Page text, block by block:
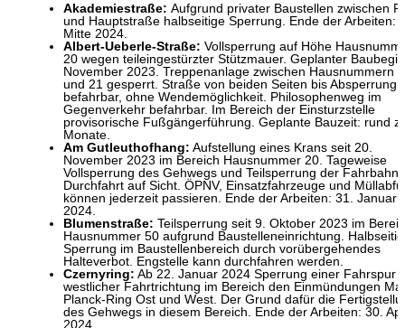
Akademiestraße: Aufgrund privater Baustellen zwischen
und Hauptstraße halbseitige Sperrung. Ende der Arbeiten:
Mitte 2024.
Albert-Ueberle-Straße: Vollsperrung auf Höhe
20 wegen teileingestürzter Stützmauer. Geplanter
November 2023. Treppenanlage zwischen Hausnummern
und 21 gesperrt. Straße von beiden Seiten bis Absperrung
befahrbar, ohne Wendemöglichkeit. Philosophenweg im
Gegenverkehr befahrbar. Im Bereich der Einsturzstelle
provisorische Fußgängerführung. Geplante Bauzeit: rund
Monate.
Am Gutleuthofhang: Aufstellung eines Krans seit 20.
November 2023 im Bereich Hausnummer 20. Tageweise
Vollsperrung des Gehwegs und Teilsperrung der Fahrbahn
Durchfahrt auf Sicht. ÖPNV, Einsatzfahrzeuge und
können jederzeit passieren. Ende der Arbeiten: 31. Januar
2024.
Blumenstraße: Teilsperrung seit 9. Oktober 2023 im
Hausnummer 50 aufgrund Baustelleneinrichtung.
Sperrung im Baustellenbereich durch vorübergehendes
Halteverbot. Engstelle kann durchfahren werden.
Czernyring: Ab 22. Januar 2024 Sperrung einer Fahrspur
westlicher Fahrtrichtung im Bereich den Einmündungen
Planck-Ring Ost und West. Der Grund dafür die
des Gehwegs in diesem Bereich. Ende der Arbeiten: 30.
2024.